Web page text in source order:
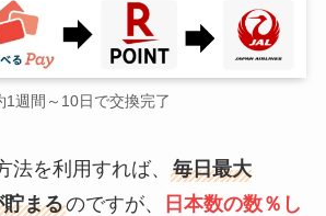
1週間～10日で交換完了
法を利用すれば、 毎日最大
まるのですが、
日本数の数％し